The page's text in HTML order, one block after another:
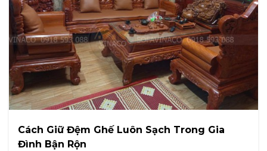
Cách Giữ Đệm Ghế Luôn Sạch Trong Gia
Đình Bận Rộn